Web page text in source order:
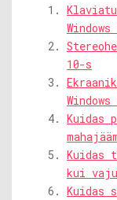
10-s
Kuidas
Kuidas
kui
Kuidas